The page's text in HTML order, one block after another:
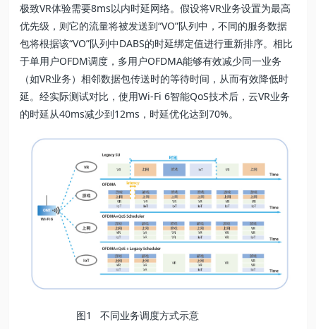
极致VR体验需要8ms以内时延网络。假设将VR业务设置为最高
优先级，则它的流量将被发送到“VO”队列中，不同的服务数据
包将根据该“VO”队列中DABS的时延绑定值进行重新排序。相比
于单用户OFDM调度，多用户OFDMA能够有效减少同一业务
（如VR业务）相邻数据包传送时的等待时间，从而有效降低时
延。经实际测试对比，使用Wi-Fi 6智能QoS技术后，云VR业务
的时延从40ms减少到12ms，时延优化达到70%。
图1 不同业务调度方式示意